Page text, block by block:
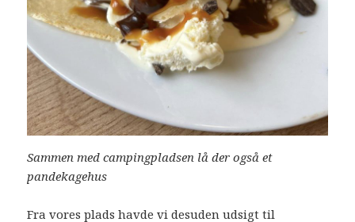
Sammen med campingpladsen lå der også et
pandekagehus
Fra vores plads havde vi desuden udsigt til